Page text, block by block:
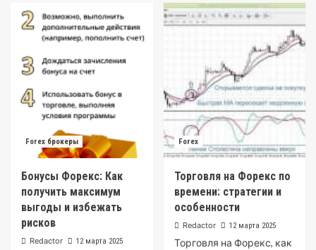
Forex брокеры
Бонусы Форекс: Как
получить максимум
выгоды и избежать
рисков
Redactor 12 марта 2025
Forex
Торговля на Форекс по
времени: стратегии и
особенности
Redactor 12 марта 2025
Торговля на Форекс, как